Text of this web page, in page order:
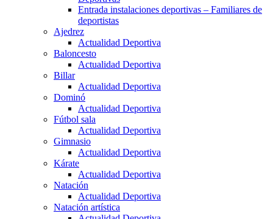
Entrada instalaciones deportivas – Familiares de
deportistas
Ajedrez
Actualidad Deportiva
Baloncesto
Actualidad Deportiva
Billar
Actualidad Deportiva
Dominó
Actualidad Deportiva
Fútbol sala
Actualidad Deportiva
Gimnasio
Actualidad Deportiva
Kárate
Actualidad Deportiva
Natación
Actualidad Deportiva
Natación artística